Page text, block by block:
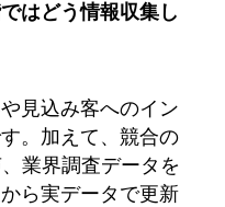
はどう情報収集し
見込み客へのイン
。加えて、競合の
業界調査データを
ら実データで更新